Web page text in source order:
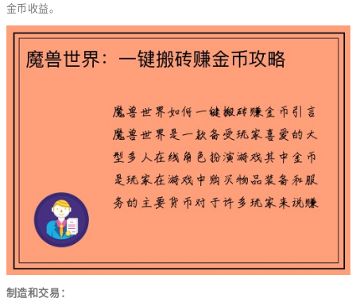
金币收益。
制造和交易：